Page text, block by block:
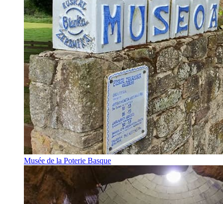
Musée de la Poterie Basque